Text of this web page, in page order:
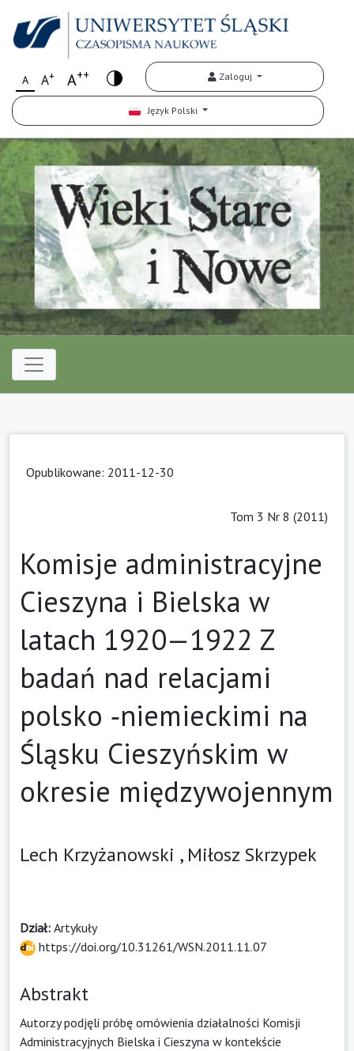
A A+ A++ Zaloguj
Język Polski
Opublikowane: 2011-12-30
Tom 3 Nr 8 (2011)
Komisje administracyjne
Cieszyna i Bielska w
latach 1920—1922 Z
badań nad relacjami
polsko ‑niemieckimi na
Śląsku Cieszyńskim w
okresie międzywojennym
Lech Krzyżanowski , Miłosz Skrzypek
Dział: Artykuły
https://doi.org/10.31261/WSN.2011.11.07
Abstrakt
Autorzy podjęli próbę omówienia działalności Komisji
Administracyjnych Bielska i Cieszyna w kontekście